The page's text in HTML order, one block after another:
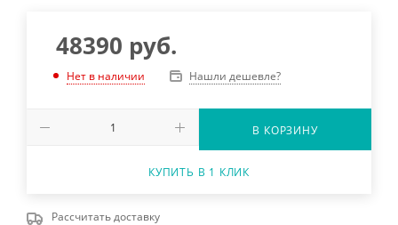
48390 руб.
Нет в наличии Нашли дешевле?
В КОРЗИНУ
КУПИТЬ В 1 КЛИК
Рассчитать доставку